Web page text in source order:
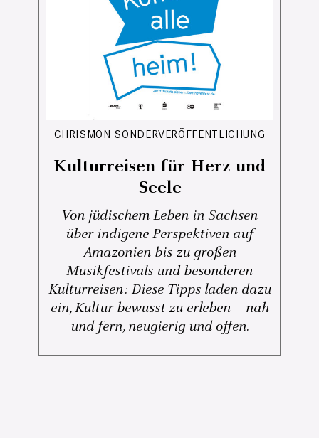
CHRISMON SONDERVERÖFFENTLICHUNG
Kulturreisen für Herz und
Seele
Von jüdischem Leben in Sachsen
über indigene Perspektiven auf
Amazonien bis zu großen
Musikfestivals und besonderen
Kulturreisen: Diese Tipps laden dazu
ein, Kultur bewusst zu erleben – nah
und fern, neugierig und offen.